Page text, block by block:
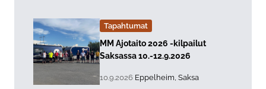
Tapahtumat
Lue lisää about event "
MM Ajotaito 2026 -kilpailut
Saksassa 10.-12.9.2026
, Tapahtuman päiväys:
10.9.2026 Sijainti:
Eppelheim, Saksa